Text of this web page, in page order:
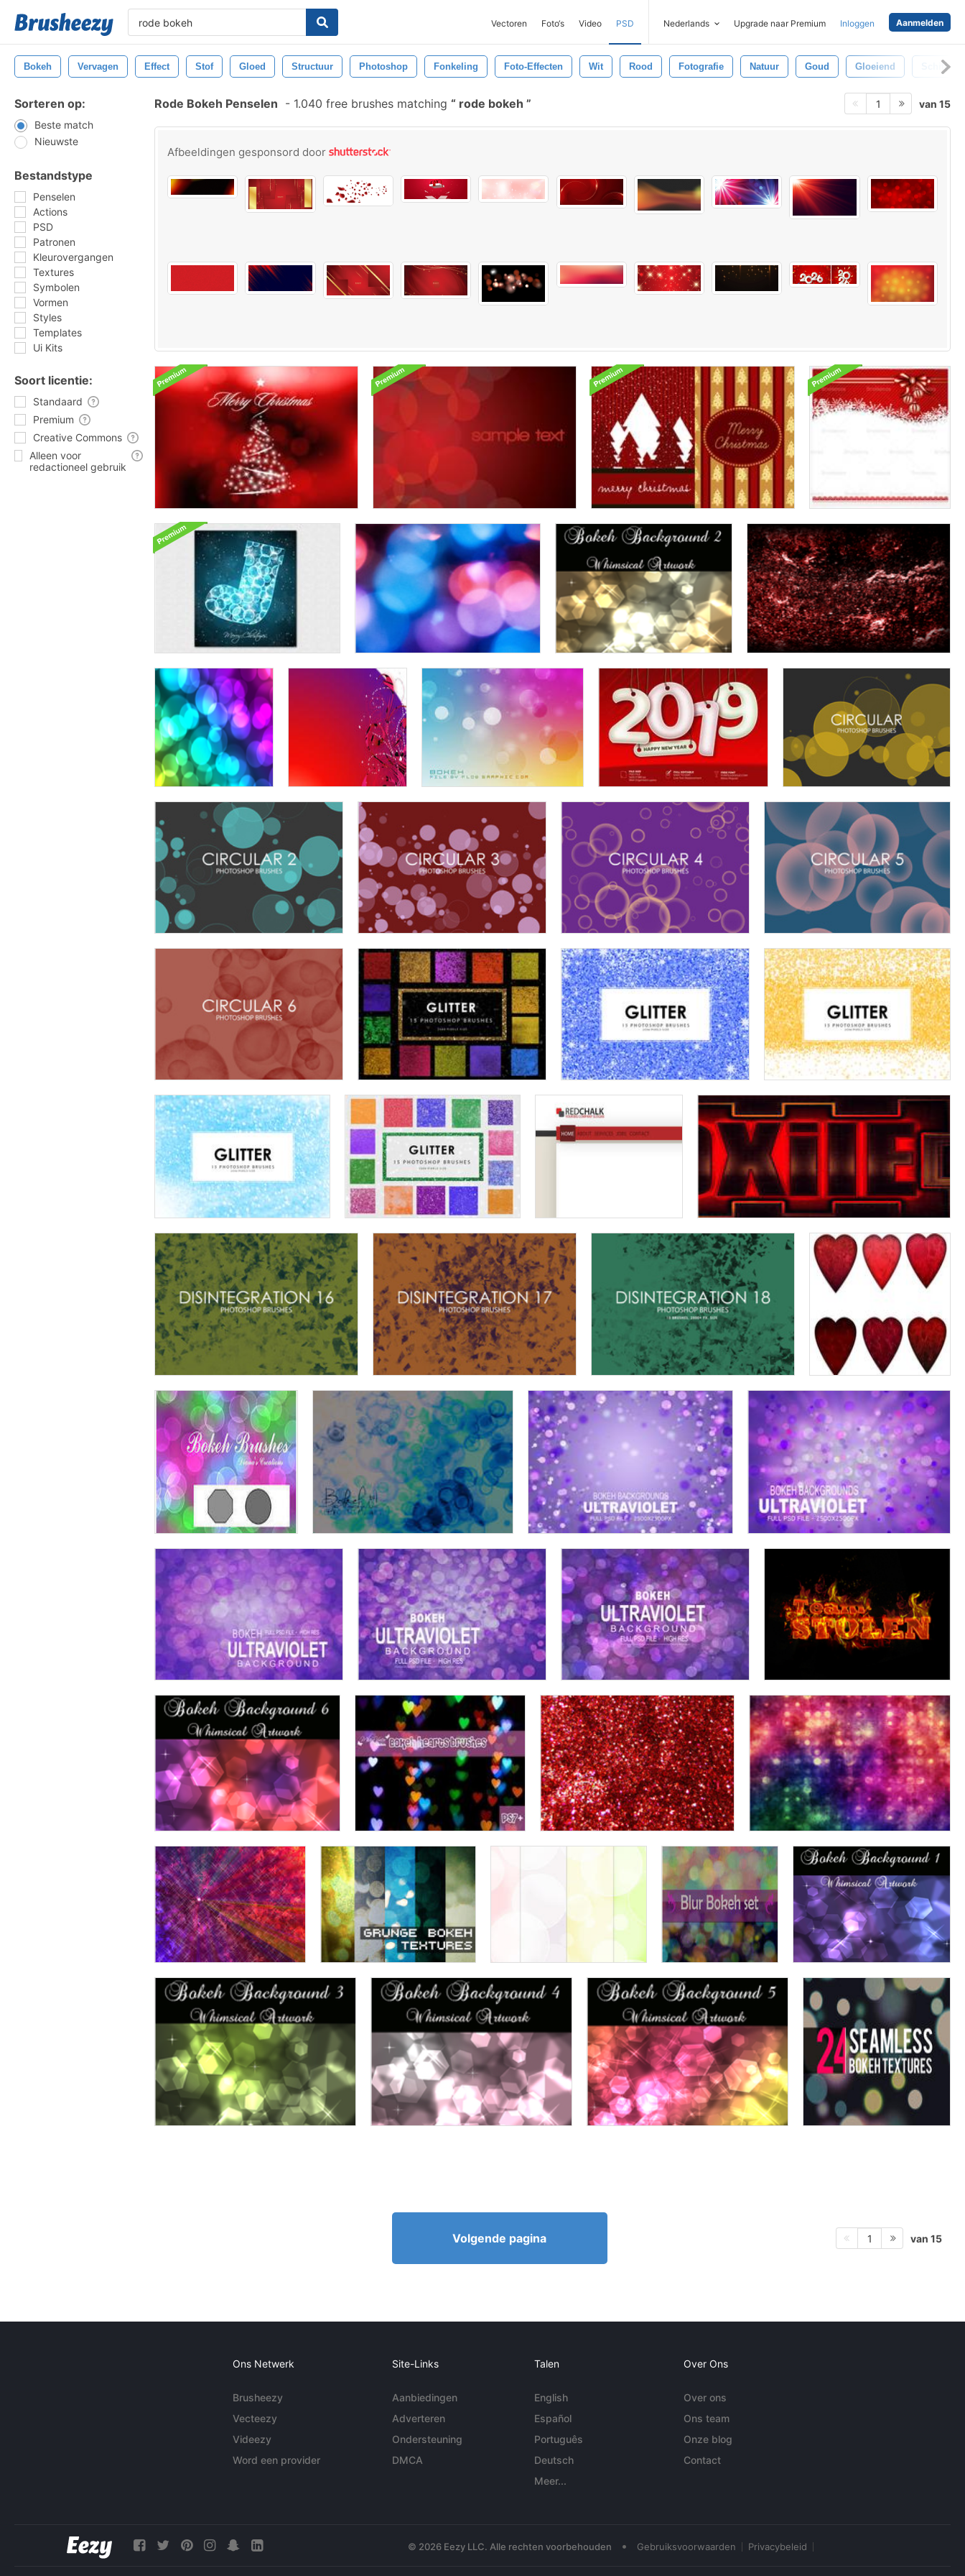
Vectoren Foto‘s Video PSD Nederlands Upgrade naar Premium Inloggen Aanmelden
Bokeh Vervagen Effect Stof Gloed Structuur Photoshop Fonkeling Foto-Effecten Wit Rood Fotografie Natuur Goud Gloeiend
Sorteren op:
Beste match
Nieuwste
Bestandstype
Penselen
Actions
PSD
Patronen
Kleurovergangen
Textures
Symbolen
Vormen
Styles
Templates
Ui Kits
Soort licentie:
Standaard
Premium
Creative Commons
Alleen voor
redactioneel gebruik
Rode Bokeh Penselen - 1.040 free brushes matching rode bokeh 1 van 15
Afbeeldingen gesponsord door
Volgende pagina 1 van 15
Ons Netwerk
Brusheezy
Vecteezy
Videezy
Word een provider
Site-Links
Aanbiedingen
Adverteren
Ondersteuning
DMCA
Talen
English
Español
Português
Deutsch
Meer...
Over Ons
Over ons
Ons team
Onze blog
Contact
© 2026 Eezy LLC. Alle rechten voorbehouden • Gebruiksvoorwaarden Privacybeleid